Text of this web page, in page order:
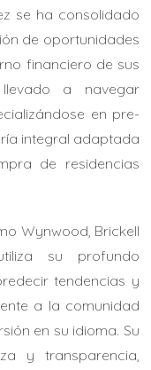
ajustar el costo
pero
¿Estás
para
VALOR
por un valor
El valor de
mano de obra y
se ha consolidado
de oportunidades
financiero de sus
a navegar
en pre-
integral adaptada
de residencias
Wynwood, Brickell
su profundo
tendencias y
a la comunidad
en su idioma. Su
y transparencia,